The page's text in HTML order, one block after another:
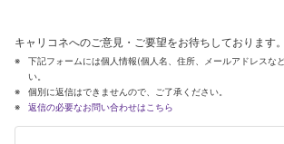
キャリコネへのご意見・ご要望をお待ちしております。
下記フォームには個人情報(個人名、住所、メールアドレスな
い。
個別に返信はできませんので、ご了承ください。
返信の必要なお問い合わせはこちら